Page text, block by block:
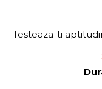
Testeaza-ti